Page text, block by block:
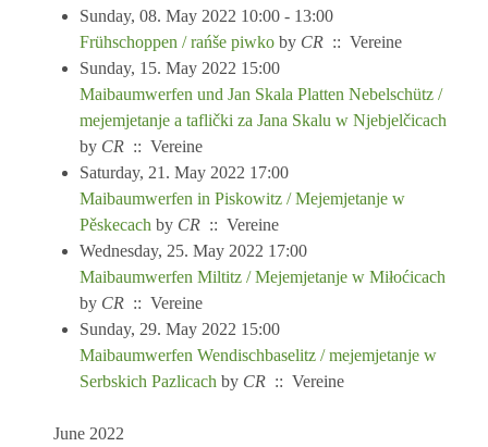
Sunday, 08. May 2022 10:00 - 13:00
Frühschoppen / rańše piwko by CR :: Vereine
Sunday, 15. May 2022 15:00
Maibaumwerfen und Jan Skala Platten Nebelschütz /
mejemjetanje a taflički za Jana Skalu w Njebjelčicach
by CR :: Vereine
Saturday, 21. May 2022 17:00
Maibaumwerfen in Piskowitz / Mejemjetanje w
Pěskecach by CR :: Vereine
Wednesday, 25. May 2022 17:00
Maibaumwerfen Miltitz / Mejemjetanje w Miłoćicach
by CR :: Vereine
Sunday, 29. May 2022 15:00
Maibaumwerfen Wendischbaselitz / mejemjetanje w
Serbskich Pazlicach by CR :: Vereine
June 2022